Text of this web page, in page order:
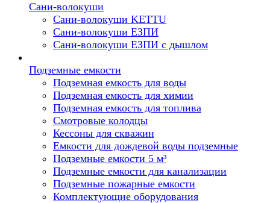
Сани-волокуши
Сани-волокуши KETTU
Сани-волокуши ЕЗПИ
Сани-волокуши ЕЗПИ с дышлом
Подземные емкости
Подземная емкость для воды
Подземная емкость для химии
Подземная емкость для топлива
Смотровые колодцы
Кессоны для скважин
Емкости для дождевой воды подземные
Подземные емкости 5 м³
Подземные емкости для канализации
Подземные пожарные емкости
Комплектующие оборудования